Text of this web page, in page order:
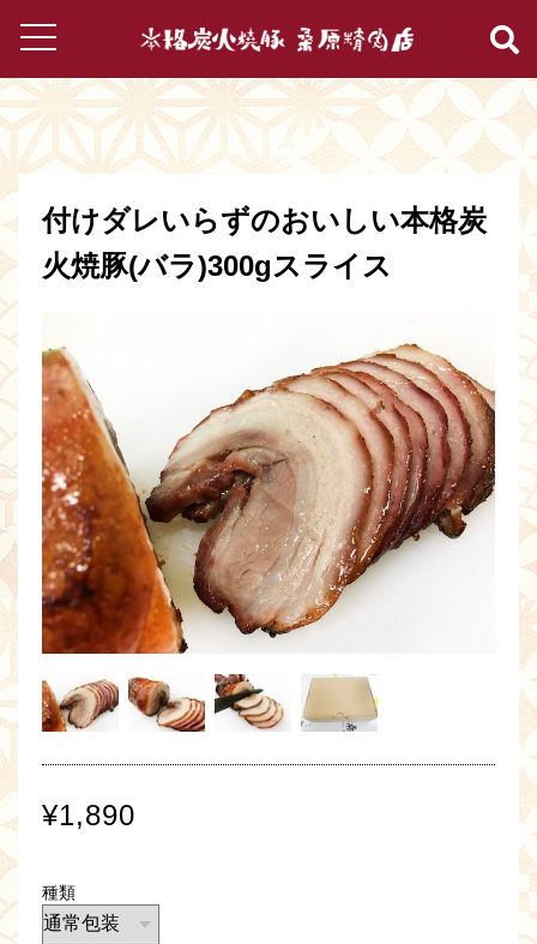
付けダレいらずのおいしい本格炭
火焼豚(バラ)300gスライス
¥1,890
種類